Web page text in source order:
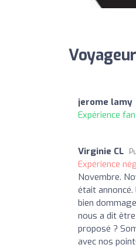
jerome lamy
Expérience
Virginie CL
Expérience
Novembre.
était annoncé.
bien
nous a dit
proposé ?
avec nos